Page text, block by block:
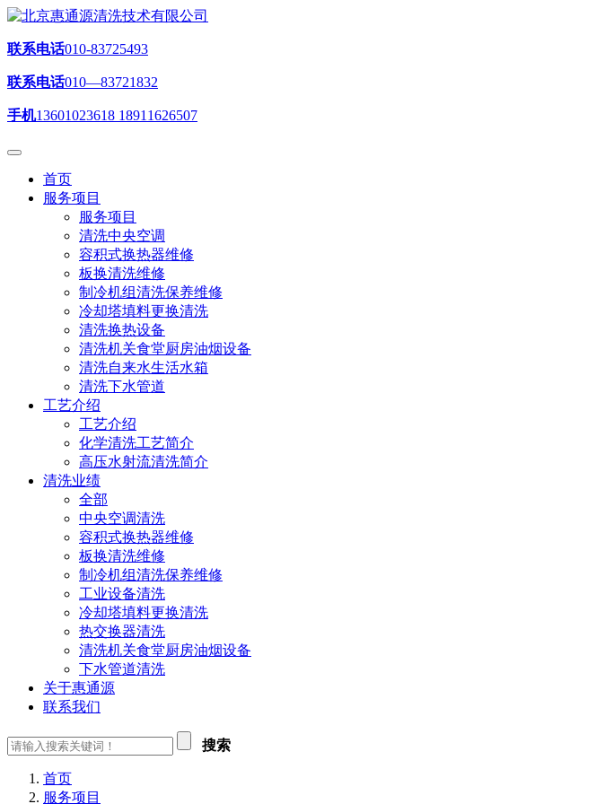
联系电话010-83725493
联系电话010—83721832
手机13601023618 18911626507
首页
服务项目
服务项目
清洗中央空调
容积式换热器维修
板换清洗维修
制冷机组清洗保养维修
冷却塔填料更换清洗
清洗换热设备
清洗机关食堂厨房油烟设备
清洗自来水生活水箱
清洗下水管道
工艺介绍
工艺介绍
化学清洗工艺简介
高压水射流清洗简介
清洗业绩
全部
中央空调清洗
容积式换热器维修
板换清洗维修
制冷机组清洗保养维修
工业设备清洗
冷却塔填料更换清洗
热交换器清洗
清洗机关食堂厨房油烟设备
下水管道清洗
关于惠通源
联系我们
搜索
首页
服务项目